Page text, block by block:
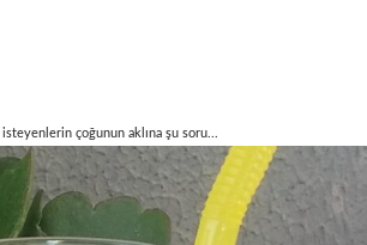
çoğunun aklına şu soru...